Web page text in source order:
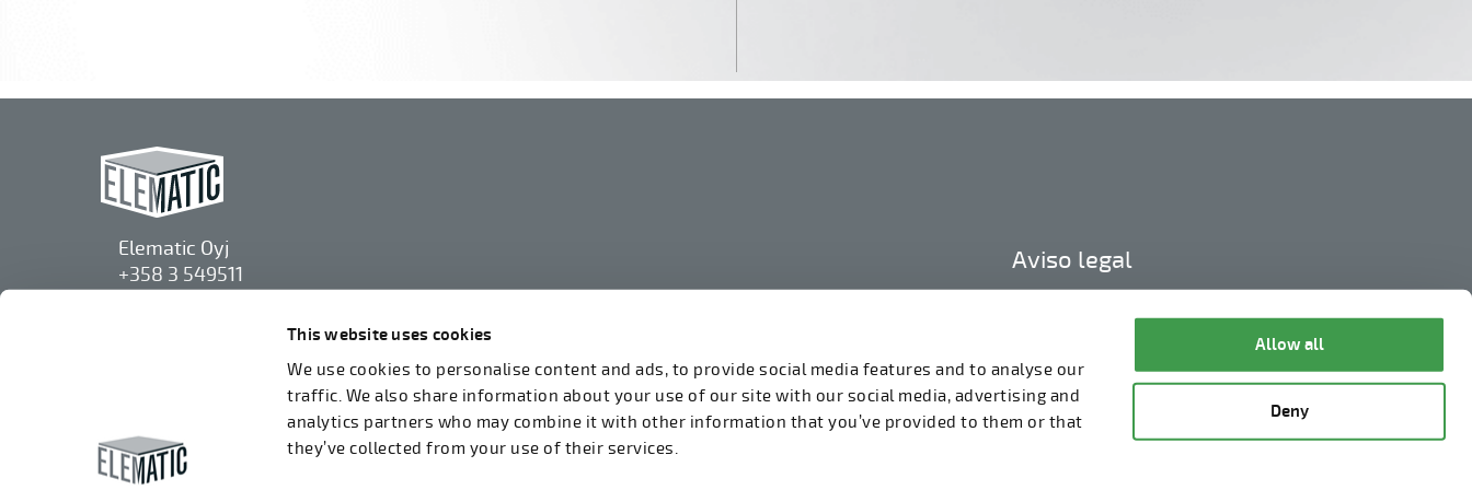
This website uses cookies
We use cookies to personalise content and ads, to provide social media features and to analyse our
traffic. We also share information about your use of our site with our social media, advertising and
analytics partners who may combine it with other information that you’ve provided to them or that
they’ve collected from your use of their services.
Allow all
Deny
Elematic Oyj
+358 3 549511
37800 Akaa, Finlândia
Aceitamos faturas em formato eletrônico
através do ROPO (003714377140). Nosso OVT
é 003721408937.
Aviso legal
Política de privacidade
Informações sobre cookies
Denúncia de irregularidades